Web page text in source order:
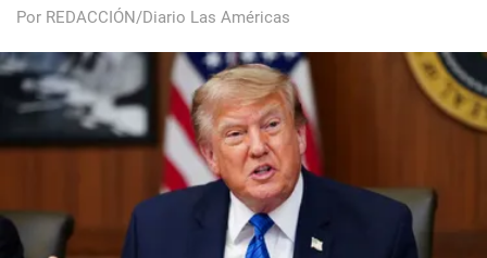
Por REDACCIÓN/Diario Las Américas